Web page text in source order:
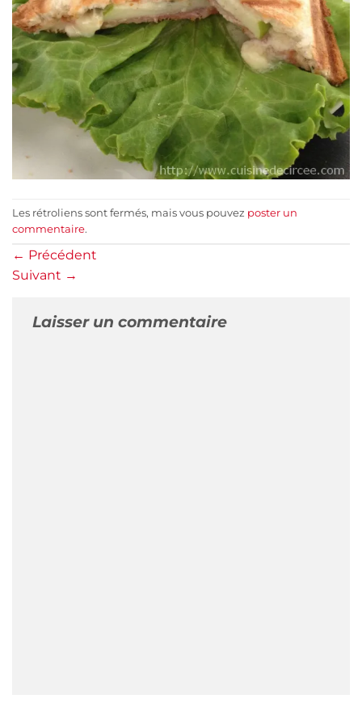
Les rétroliens sont fermés, mais vous pouvez poster un
commentaire.
← Précédent
Suivant →
Laisser un commentaire